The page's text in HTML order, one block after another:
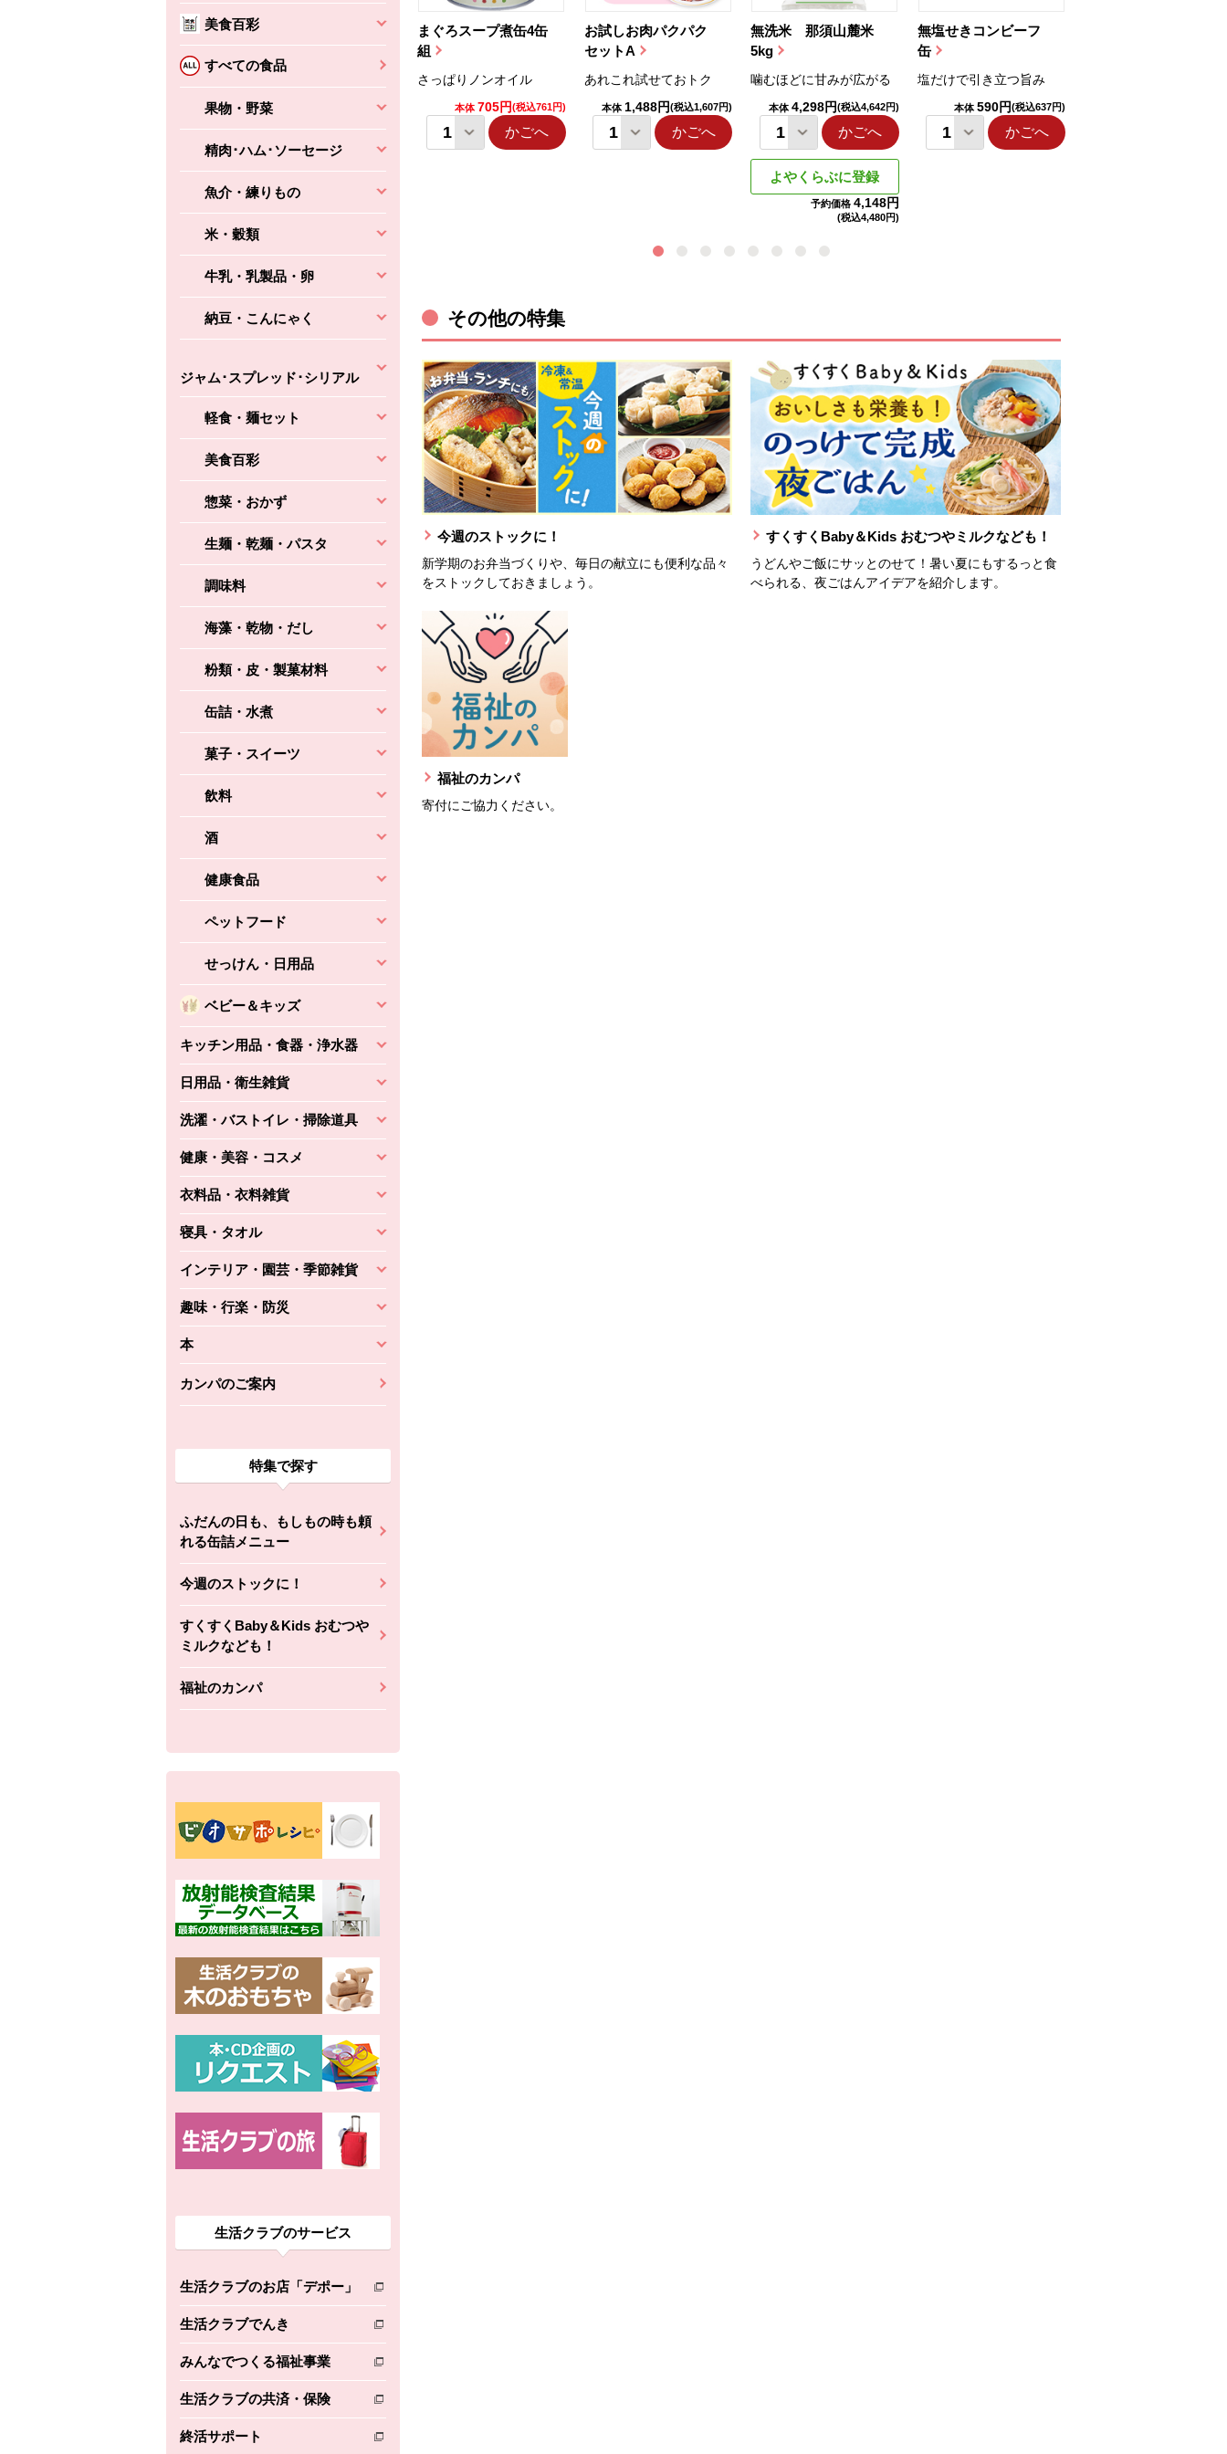
美食百彩
すべての食品
果物・野菜
精肉･ハム･ソーセージ
魚介・練りもの
米・穀類
牛乳・乳製品・卵
納豆・こんにゃく
ジャム･スプレッド･シリアル
軽食・麺セット
美食百彩
惣菜・おかず
生麺・乾麺・パスタ
調味料
海藻・乾物・だし
粉類・皮・製菓材料
缶詰・水煮
菓子・スイーツ
飲料
酒
健康食品
ペットフード
せっけん・日用品
ベビー＆キッズ
キッチン用品・食器・浄水器
日用品・衛生雑貨
洗濯・バストイレ・掃除道具
健康・美容・コスメ
衣料品・衣料雑貨
寝具・タオル
インテリア・園芸・季節雑貨
趣味・行楽・防災
本
カンパのご案内
特集で探す
ふだんの日も、もしもの時も頼
れる缶詰メニュー
今週のストックに！
すくすくBaby＆Kids おむつや
ミルクなども！
福祉のカンパ
生活クラブのサービス
生活クラブのお店「デポー」
別のウィンドウで開きます。
生活クラブでんき
別のウィンドウで開きます。
みんなでつくる福祉事業
別のウィンドウで開きます。
生活クラブの共済・保険
別のウィンドウで開きます。
終活サポート
別のウィンドウで開きます。
まぐろスープ煮缶4缶
組
さっぱりノンオイル
本体 705円(税込761円)
かごへ
お試しお肉パクパク
セットA
あれこれ試せておトク
本体 1,488円(税込1,607円)
かごへ
無洗米 那須山麓米
5kg
噛むほどに甘みが広がる
本体 4,298円(税込4,642円)
かごへ
よやくらぶに登録
予約価格 4,148円
(税込4,480円)
無塩せきコンビーフ
缶
塩だけで引き立つ旨み
本体 590円(税込637円)
かごへ
ちょこっと揚げ（香
えびの風味がぶわっ！
(税込356円)
かごへ
バルサミコ
コク深くフルーティー
本体2,160円(税込2,333円)
かごへ
その他の特集
今週のストックに！
新学期のお弁当づくりや、毎日の献立にも便利な品々
をストックしておきましょう。
すくすくBaby＆Kids おむつやミルクなども！
うどんやご飯にサッとのせて！暑い夏にもするっと食
べられる、夜ごはんアイデアを紹介します。
福祉のカンパ
寄付にご協力ください。